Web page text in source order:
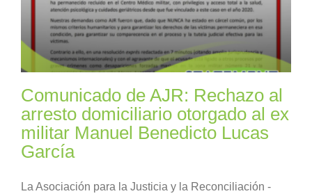
Comunicado de AJR: Rechazo al
arresto domiciliario otorgado al ex
militar Manuel Benedicto Lucas
García
La Asociación para la Justicia y la Reconciliación -